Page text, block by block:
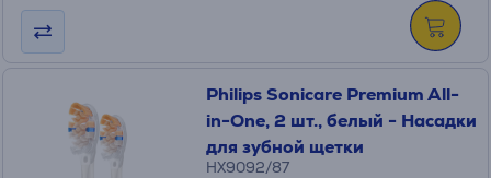
Philips Sonicare Premium All-
in-One, 2 шт., белый - Насадки
для зубной щетки
HX9092/87